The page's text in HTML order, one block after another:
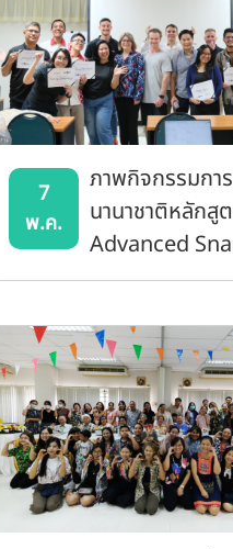
7
พ.ค.
ภาพกิจกรรมกา
นานาชาติหลักสู
Advanced
Extrusion